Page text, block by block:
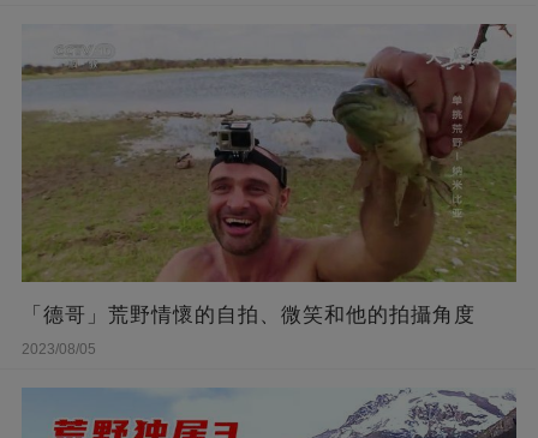
「德哥」荒野情懷的自拍、微笑和他的拍攝角度
2023/08/05